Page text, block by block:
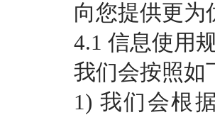
向您提供更为
4.1 信息使用
我们会按照如
1) 我们会根